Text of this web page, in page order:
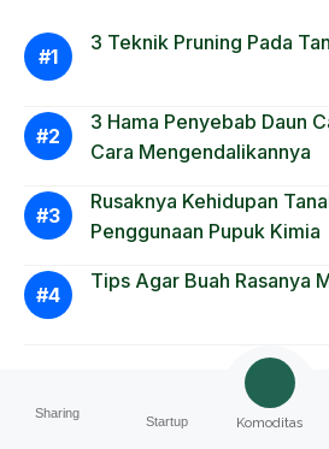
3 Teknik Pruning Pada
3 Hama Penyebab Daun
Cara Mengendalikannya
Rusaknya Kehidupan
Penggunaan Pupuk Kimia
Tips Agar Buah Rasanya
Sharing
Startup Komoditas